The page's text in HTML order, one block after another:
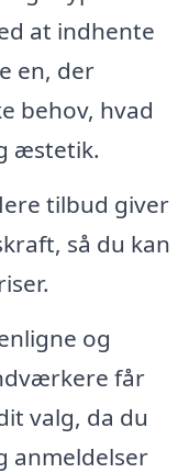
at indhente
en, der
behov, hvad
æstetik.
tilbud giver
så du kan
og
får
valg, da du
anmeldelser